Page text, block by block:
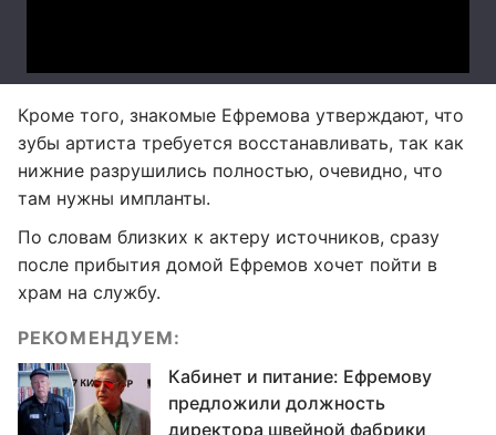
Кроме того, знакомые Ефремова утверждают, что
зубы артиста требуется восстанавливать, так как
нижние разрушились полностью, очевидно, что
там нужны импланты.
По словам близких к актеру источников, сразу
после прибытия домой Ефремов хочет пойти в
храм на службу.
РЕКОМЕНДУЕМ:
Кабинет и питание: Ефремову
предложили должность
директора швейной фабрики